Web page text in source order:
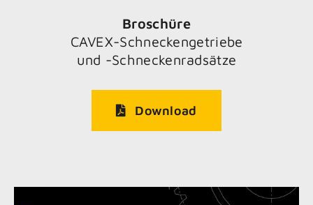
Broschüre
CAVEX-Schneckengetriebe
und -Schneckenradsätze
Download